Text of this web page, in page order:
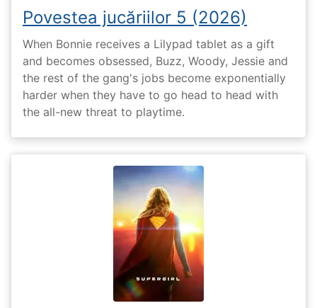
Povestea jucăriilor 5 (2026)
When Bonnie receives a Lilypad tablet as a gift
and becomes obsessed, Buzz, Woody, Jessie and
the rest of the gang's jobs become exponentially
harder when they have to go head to head with
the all-new threat to playtime.